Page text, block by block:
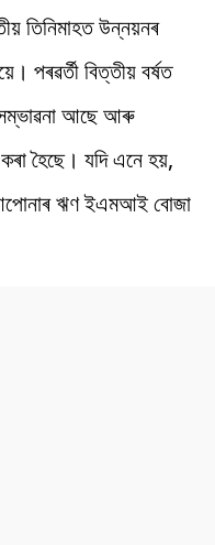
তিনিমাহত উন্নয়নৰ
পৰৱৰ্তী বিত্তীয় বৰ্ষত
আছে আৰু
হৈছে। যদি এনে হয়,
আপোনাৰ ঋণ ইএমআই বোজা